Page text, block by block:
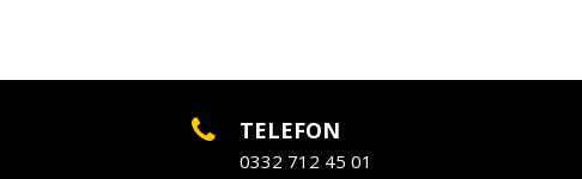
TELEFON
0332 712 45 01